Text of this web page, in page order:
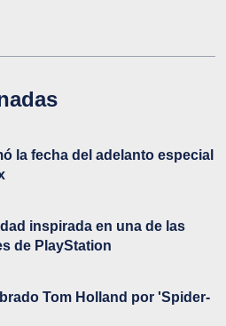
la fecha del adelanto especial
inspirada en una de las
de PlayStation
Tom Holland por 'Spider-